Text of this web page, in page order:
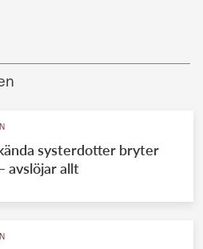
systerdotter bryter
avslöjar allt